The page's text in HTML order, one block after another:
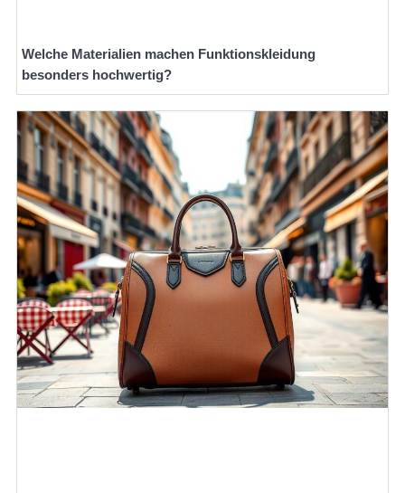
Welche Materialien machen Funktionskleidung
besonders hochwertig?